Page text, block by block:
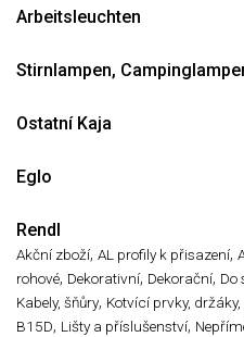
Arbeitsleuchten
Stirnlampen,
Ostatní Kaja
Eglo
Rendl
Akční zboží, AL profily k přisazení,
rohové, Dekorativní, Dekorační, Do
Kabely, šňůry, Kotvící prvky,
B15D, Lišty a příslušenství,